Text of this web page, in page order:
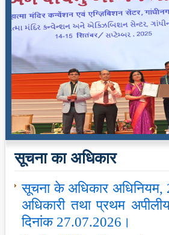
सूचना का अधिकार
सूचना के अधिकार
अधिकारी तथा प्रथम
दिनांक 27.07.2026।